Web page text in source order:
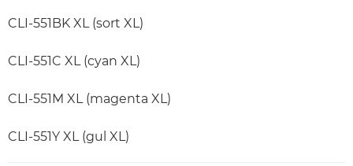
CLI-551BK XL (sort XL)
CLI-551C XL (cyan XL)
CLI-551M XL (magenta XL)
CLI-551Y XL (gul XL)